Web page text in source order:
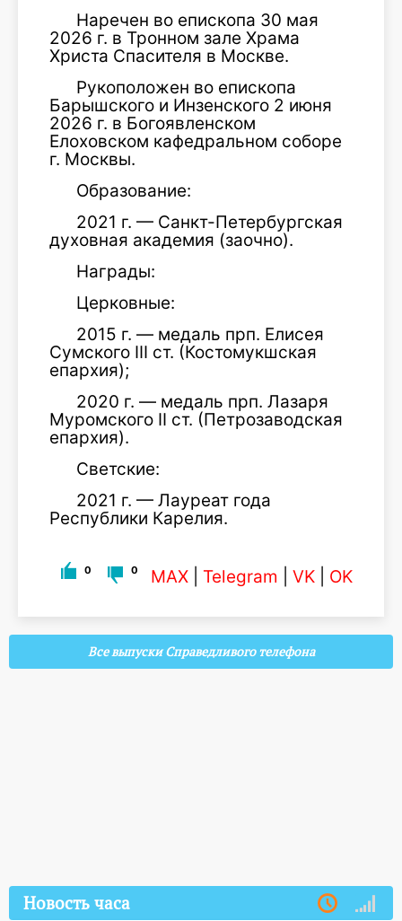
Наречен во епископа 30 мая
2026 г. в Тронном зале Храма
Христа Спасителя в Москве.
Рукоположен во епископа
Барышского и Инзенского 2 июня
2026 г. в Богоявленском
Елоховском кафедральном соборе
г. Москвы.
Образование:
2021 г. — Санкт-Петербургская
духовная академия (заочно).
Награды:
Церковные:
2015 г. — медаль прп. Елисея
Сумского III ст. (Костомукшская
епархия);
2020 г. — медаль прп. Лазаря
Муромского II ст. (Петрозаводская
епархия).
Светские:
2021 г. — Лауреат года
Республики Карелия.
0 0 MAX Telegram VK OK
Все выпуски Справедливого телефона
Новость часа